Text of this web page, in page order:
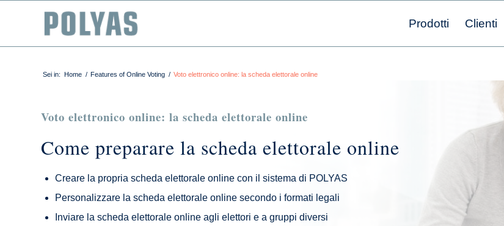
Prodotti Clienti
Sei in: Home / Features of Online Voting / Voto elettronico online: la scheda elettorale online
Voto elettronico online: la scheda elettorale online
Come preparare la scheda elettorale online
Creare la propria scheda elettorale online con il sistema di POLYAS
Personalizzare la scheda elettorale online secondo i formati legali
Inviare la scheda elettorale online agli elettori e a gruppi diversi